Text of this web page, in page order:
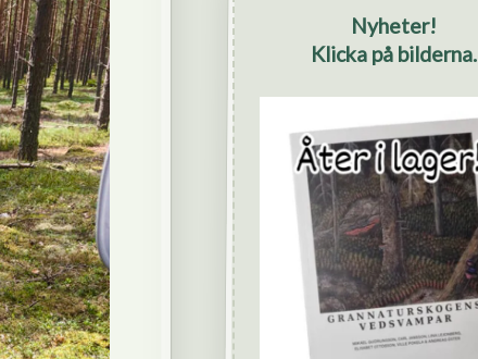
Nyheter!
Klicka på bilderna.